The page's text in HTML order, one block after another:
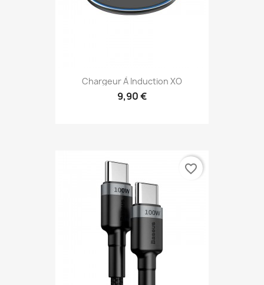
Chargeur À Induction XO
9,90 €
favorite_border